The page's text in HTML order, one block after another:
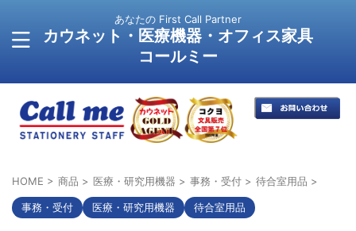
あなたの First Call Partner
カウネット・医療機器・オフィス家具
コールミー
HOME > 商品 > 医療・研究用機器 > 事務・受付 > 待合室用品 >
事務・受付 医療・研究用機器 待合室用品